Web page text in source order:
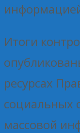
Итоги
ресурсах
социальных
массовой